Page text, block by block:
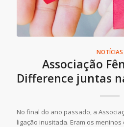
NOTÍCIAS
Associação
Difference juntas
No final do ano passado, a
ligação inusitada. Eram os meninos